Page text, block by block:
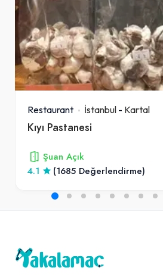
Restaurant İstanbul - Kartal
Kıyı Pastanesi
Şuan Açık
4.1
(1685 Değerlendirme)